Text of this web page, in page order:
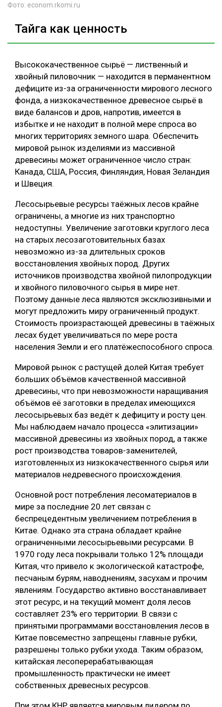
Фото: econom.rkomi.ru
Тайга как ценность
Высококачественное сырьё — лиственный и
хвойный пиловочник — находится в перманентном
дефиците из-за ограниченности мирового лесного
фонда, а низкокачественное древесное сырьё в
виде балансов и дров, напротив, имеется в
избытке и не находит в полной мере спроса во
многих территориях земного шара. Обеспечить
мировой рынок изделиями из массивной
древесины может ограниченное число стран:
Канада, США, Россия, Финляндия, Новая Зеландия
и Швеция.
Лесосырьевые ресурсы таёжных лесов крайне
ограничены, а многие из них транспортно
недоступны. Увеличение заготовки круглого леса
на старых лесозаготовительных базах
невозможно из-за длительных сроков
восстановления хвойных пород. Других
источников производства хвойной пилопродукции
и хвойного пиловочного сырья в мире нет.
Поэтому данные леса являются эксклюзивными и
могут предложить миру ограниченный продукт.
Стоимость произрастающей древесины в таёжных
лесах будет увеличиваться по мере роста
населения Земли и его платёжеспособного спроса.
Мировой рынок с растущей долей Китая требует
больших объёмов качественной массивной
древесины, что при невозможности наращивания
объёмов её заготовки в пределах имеющихся
лесосырьевых баз ведёт к дефициту и росту цен.
Мы наблюдаем начало процесса «элитизации»
массивной древесины из хвойных пород, а также
рост производства товаров-заменителей,
изготовленных из низкокачественного сырья или
материалов недревесного происхождения.
Основной рост потребления лесоматериалов в
мире за последние 20 лет связан с
беспрецедентным увеличением потребления в
Китае. Однако эта страна обладает крайне
ограниченными лесосырьевыми ресурсами. В
1970 году леса покрывали только 12% площади
Китая, что привело к экологической катастрофе,
песчаным бурям, наводнениям, засухам и прочим
явлениям. Государство активно восстанавливает
этот ресурс, и на текущий момент доля лесов
составляет 23% его территории. В связи с
принятыми программами восстановления лесов в
Китае повсеместно запрещены главные рубки,
разрешены только рубки ухода. Таким образом,
китайская лесоперерабатывающая
промышленность практически не имеет
собственных древесных ресурсов.